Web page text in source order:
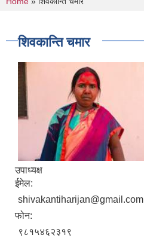
You are here
शिवकान्ति चमार
उपाध्यक्ष
ईमेल:
shivakantiharijan@gmail.com
फोन:
९८१५४६२३१९